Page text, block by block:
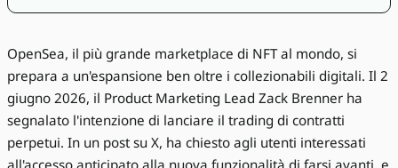
OpenSea, il più grande marketplace di NFT al mondo, si
prepara a un'espansione ben oltre i collezionabili digitali. Il 2
giugno 2026, il Product Marketing Lead Zack Brenner ha
segnalato l'intenzione di lanciare il trading di contratti
perpetui. In un post su X, ha chiesto agli utenti interessati